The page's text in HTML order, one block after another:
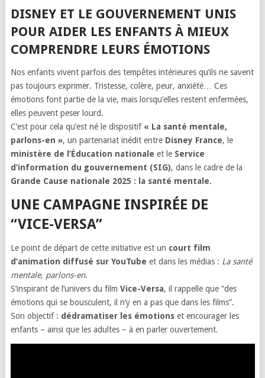
DISNEY ET LE GOUVERNEMENT UNIS
POUR AIDER LES ENFANTS À MIEUX
COMPRENDRE LEURS ÉMOTIONS
Nos enfants vivent parfois des tempêtes intérieures qu’ils ne savent
pas toujours exprimer. Tristesse, colère, peur, anxiété… Ces
émotions font partie de la vie, mais lorsqu’elles restent enfermées,
elles peuvent peser lourd.
C’est pour cela qu’est né le dispositif « La santé mentale,
parlons-en », un partenariat inédit entre Disney France, le
ministère de l’Éducation nationale et le Service
d’information du gouvernement (SIG), dans le cadre de la
Grande Cause nationale 2025 : la santé mentale.
UNE CAMPAGNE INSPIRÉE DE
“VICE-VERSA”
Le point de départ de cette initiative est un court film
d’animation diffusé sur YouTube et dans les médias : La santé
mentale, parlons-en.
S’inspirant de l’univers du film Vice-Versa, il rappelle que “des
émotions qui se bousculent, il n’y en a pas que dans les films”.
Son objectif : dédramatiser les émotionset encourager les
enfants – ainsi que les adultes – à en parler ouvertement.